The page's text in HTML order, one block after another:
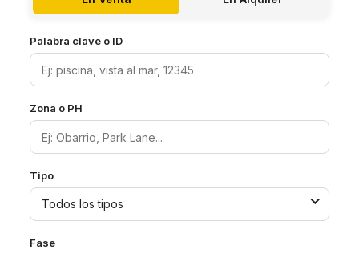
Palabra clave o ID
Zona o PH
Tipo
Todos los tipos
Fase